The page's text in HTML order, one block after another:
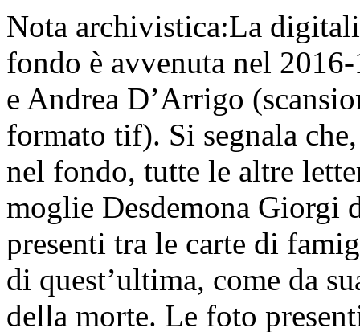
Nota archivistica:La
fondo è avvenuta nel
e Andrea D’Arrigo
formato tif). Si segnala
nel fondo, tutte le altre
moglie Desdemona Giorgi
presenti tra le carte di
di quest’ultima, come da
della morte. Le foto